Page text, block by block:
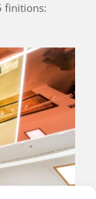
finitions: